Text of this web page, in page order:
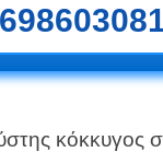
κόκκυγος